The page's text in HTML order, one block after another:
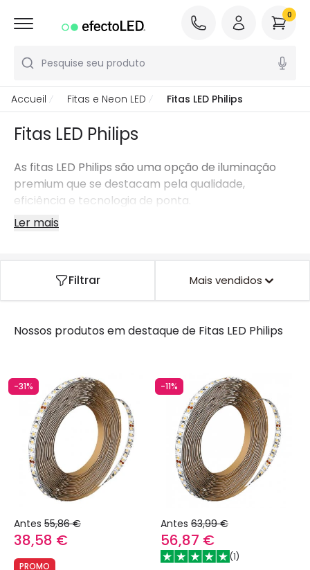
Pesquise seu produto
0
Accueil Fitas e Neon LED Fitas LED Philips
Fitas LED Philips
As fitas LED Philips são uma opção de iluminação
premium que se destacam pela qualidade,
eficiência e tecnologia de ponta.
Ler mais
Filtrar Mais vendidos
Nossos produtos em destaque de Fitas LED Philips
-31%
Antes 55,86 €
38,58 €
PROMO
-11%
Antes 63,99 €
56,87 €
(1)